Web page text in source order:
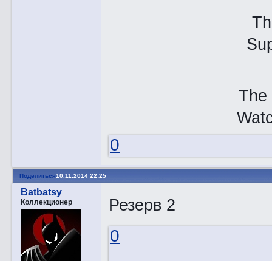
The
0
Поделиться10.11.2014 22:25
Batbatsy
Коллекционер
Резерв 2
0